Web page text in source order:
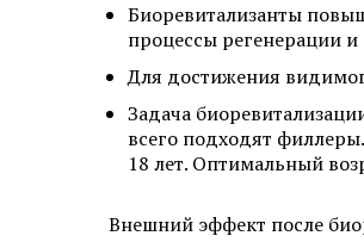
Биоревитализанты
процессы регенерации
Для достижения
Задача
всего подходят
18 лет. Оптимальный
Внешний эффект после